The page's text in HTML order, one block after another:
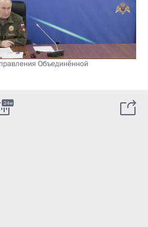
Объединённой
24м